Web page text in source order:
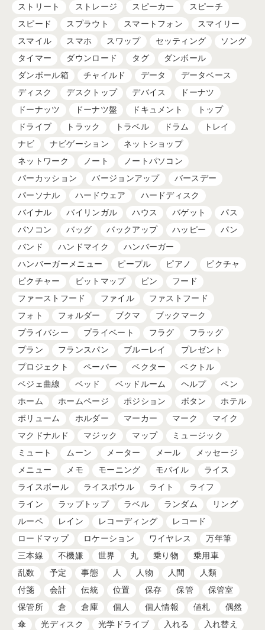
ストリート
ストレージ スピーカー
スピーチ
スピード
スプラウト スマートフォン
スマイリー
スマイル
スマホ スワップ セッティング
ソング
タイマー
ダウンロード タグ
ダンボール
ダンボール箱
チャイルド データ
データベース
ディスク
デスクトップ デバイス
ドーナツ
ドーナッツ
ドーナツ盤 ドキュメント
トップ
ドライブ
トラック トラベル ドラム
トレイ
ナビ
ナビゲーション
ネットショップ
ネットワーク
ノート
ノートパソコン
パーカッション
バージョンアップ
バースデー
パーソナル
ハードウェア
ハードディスク
バイナル
バイリンガル ハウス バゲット
パス
パソコン
バッグ バックアップ ハッピー
パン
バンド
ハンドマイク
ハンバーガー
ハンバーガーメニュー
ピープル ピアノ
ピクチャ
ピクチャー
ビットマップ ピン
フード
ファーストフード
ファイル
ファストフード
フォト
フォルダー ブクマ
ブックマーク
プライバシー
プライベート フラグ
フラッグ
プラン
フランスパン ブルーレイ
プレゼント
プロジェクト
ペーパー ベクター
ベクトル
ベジェ曲線
ベッド ベッドルーム ヘルプ
ペン
ホーム
ホームページ ポジション ボタン
ホテル
ボリューム
ホルダー マーカー マーク
マイク
マクドナルド
マジック マップ
ミュージック
ミュート
ムーン メーター メール
メッセージ
メニュー
メモ モーニング モバイル
ライス
ライスボール
ライスボウル ライト
ライフ
ライン
ラップトップ ラベル ランダム
リング
ルーペ
レイン レコーディング
レコード
ロードマップ
ロケーション ワイヤレス
万年筆
三本線
不機嫌 世界 丸 乗り物
乗用車
乱数
予定 事態 人 人物 人間
人類
付箋
会計 伝統 位置 保存 保管
保管室
保管所
倉 倉庫 個人 個人情報 値札
偶然
傘
光ディスク 光学ドライブ 入れる
入れ替え